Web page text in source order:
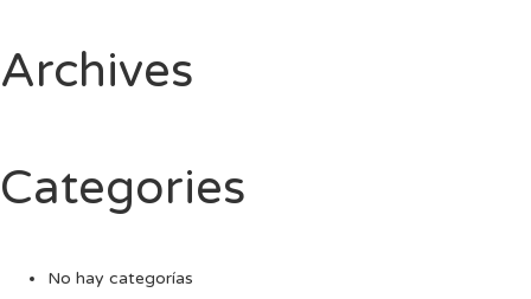
Archives
Categories
No hay categorías